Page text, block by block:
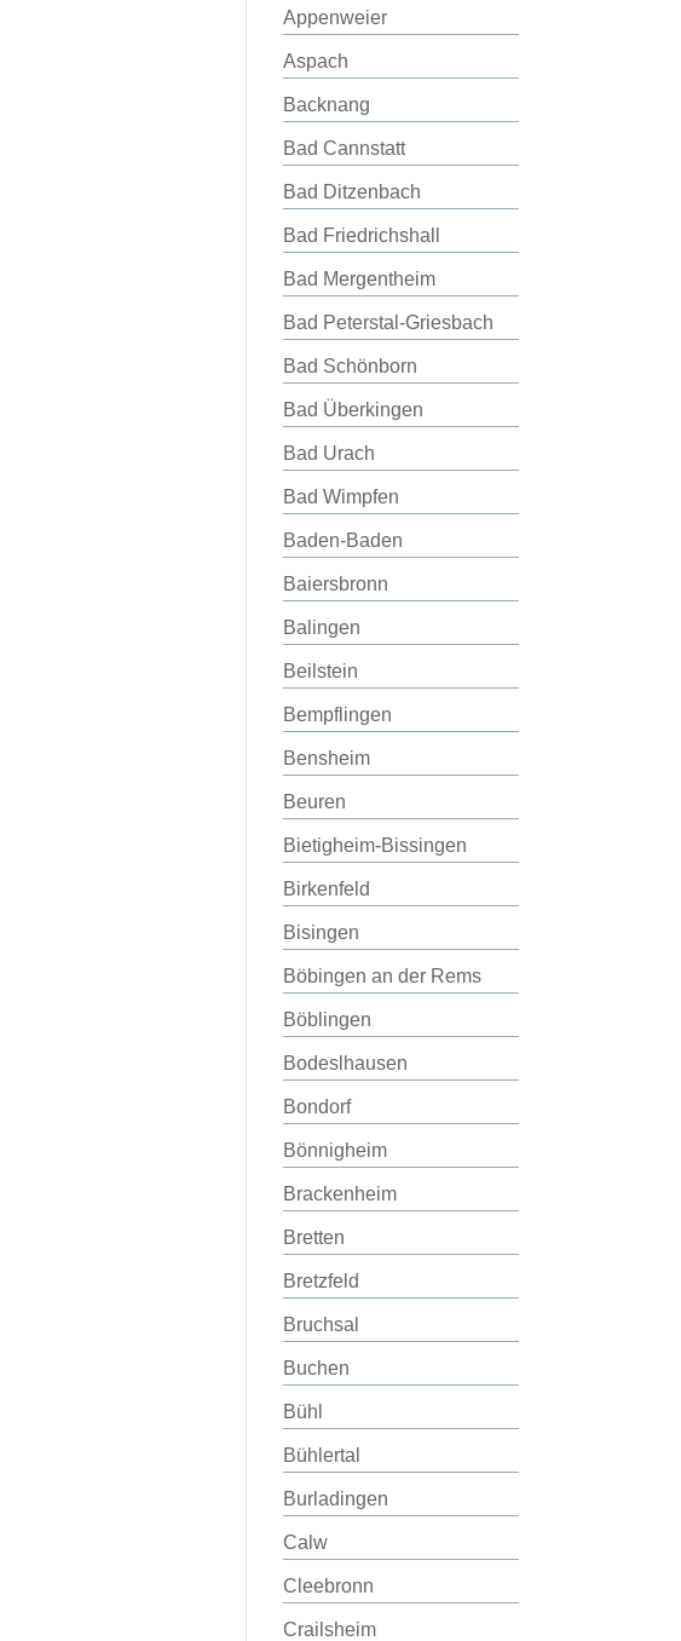
Appenweier
Aspach
Backnang
Bad Cannstatt
Bad Ditzenbach
Bad Friedrichshall
Bad Mergentheim
Bad Peterstal-Griesbach
Bad Schönborn
Bad Überkingen
Bad Urach
Bad Wimpfen
Baden-Baden
Baiersbronn
Balingen
Beilstein
Bempflingen
Bensheim
Beuren
Bietigheim-Bissingen
Birkenfeld
Bisingen
Böbingen an der Rems
Böblingen
Bodeslhausen
Bondorf
Bönnigheim
Brackenheim
Bretten
Bretzfeld
Bruchsal
Buchen
Bühl
Bühlertal
Burladingen
Calw
Cleebronn
Crailsheim